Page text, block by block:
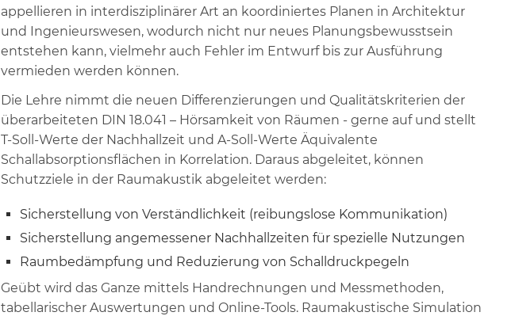
appellieren in interdisziplinärer Art an koordiniertes Planen in Architektur
und Ingenieurswesen, wodurch nicht nur neues Planungsbewusstsein
entstehen kann, vielmehr auch Fehler im Entwurf bis zur Ausführung
vermieden werden können.
Die Lehre nimmt die neuen Differenzierungen und Qualitätskriterien der
überarbeiteten DIN 18.041 – Hörsamkeit von Räumen - gerne auf und stellt
T-Soll-Werte der Nachhallzeit und A-Soll-Werte Äquivalente
Schallabsorptionsflächen in Korrelation. Daraus abgeleitet, können
Schutzziele in der Raumakustik abgeleitet werden:
Sicherstellung von Verständlichkeit (reibungslose Kommunikation)
Sicherstellung angemessener Nachhallzeiten für spezielle Nutzungen
Raumbedämpfung und Reduzierung von Schalldruckpegeln
Geübt wird das Ganze mittels Handrechnungen und Messmethoden,
tabellarischer Auswertungen und Online-Tools. Raumakustische Simulation